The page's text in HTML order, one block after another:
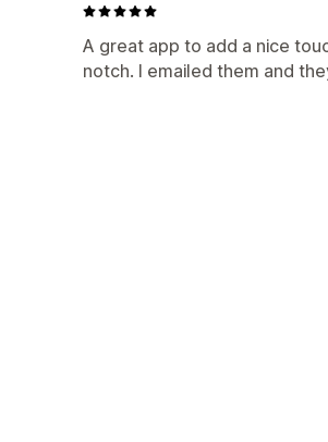
A great app to add a nice
notch. I emailed them and